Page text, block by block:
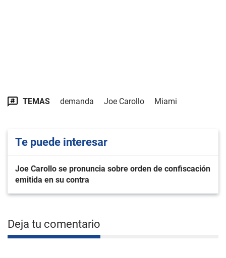
TEMAS demanda Joe Carollo Miami
Te puede interesar
Joe Carollo se pronuncia sobre orden de confiscación
emitida en su contra
Deja tu comentario